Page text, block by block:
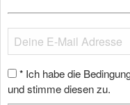
* Ich habe die
und stimme diesen zu.